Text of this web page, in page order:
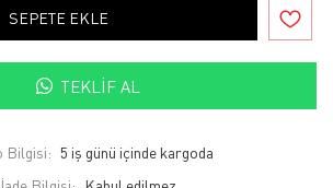
SEPETE EKLE
TEKLIF AL
Bilgisi: 5 iş günü içinde kargoda